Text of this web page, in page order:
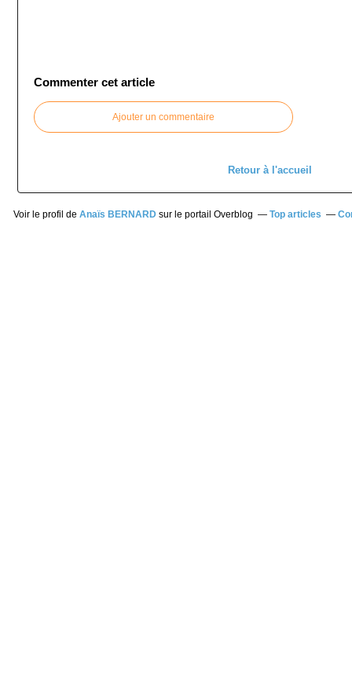
Commenter cet article
Ajouter un commentaire
Retour à l'accueil
Voir le profil de Anaïs BERNARDsur le portail Overblog Top articles